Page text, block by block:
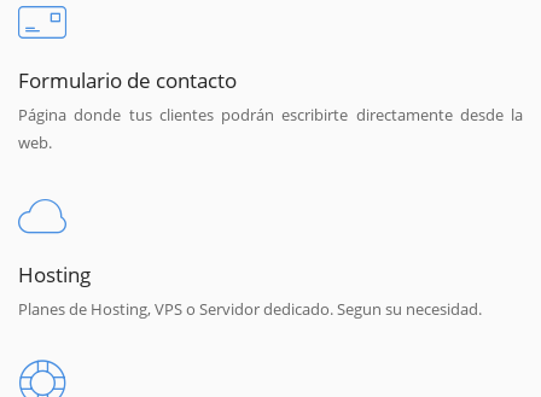
Formulario de contacto
Página donde tus clientes podrán escribirte directamente desde la
web.
Hosting
Planes de Hosting, VPS o Servidor dedicado. Segun su necesidad.